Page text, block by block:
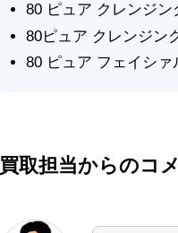
80 ピュア クレンジン
80ピュア クレンジン
80 ピュア フェイシァ
買取担当からのコ